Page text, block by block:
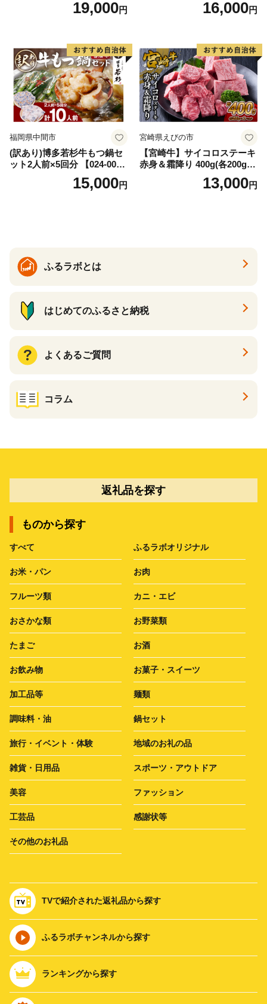
19,000円 16,000円
福岡県中間市
(訳あり)博多若杉牛もつ鍋セ
ット2人前×5回分 【024-002
15,000円
宮崎県えびの市
【宮崎牛】サイコロステーキ
赤身＆霜降り 400g(各200g×
１P 計2P) 真空パック 冷凍
13,000円
ふるラボとは
はじめてのふるさと納税
よくあるご質問
コラム
返礼品を探す
ものから探す
すべて ふるラボオリジナル
お米・パン お肉
フルーツ類 カニ・エビ
おさかな類 お野菜類
たまご お酒
お飲み物 お菓子・スイーツ
加工品等 麺類
調味料・油 鍋セット
旅行・イベント・体験 地域のお礼の品
雑貨・日用品 スポーツ・アウトドア
美容 ファッション
工芸品 感謝状等
その他のお礼品
TVで紹介された返礼品から探す
ふるラボチャンネルから探す
ランキングから探す